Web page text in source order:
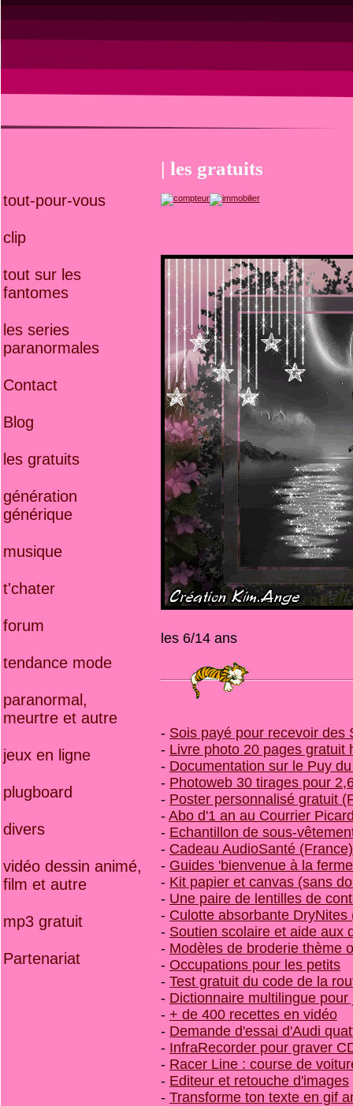
tout-pour-vous
clip
tout sur les
fantomes
les series
paranormales
Contact
Blog
les gratuits
génération
générique
musique
t'chater
forum
tendance mode
paranormal,
meurtre et autre
jeux en ligne
plugboard
divers
vidéo dessin animé,
film et autre
mp3 gratuit
Partenariat
| les gratuits
les 6/14 ans
- Sois payé pour recevoir des
- Livre photo 20 pages gratuit
- Documentation sur le Puy
- Photoweb 30 tirages pour
- Poster personnalisé gratuit
- Abo d'1 an au Courrier
- Echantillon de sous-
- Cadeau AudioSanté (France)
- Guides 'bienvenue à la
- Kit papier et canvas (sans
- Une paire de lentilles de
- Culotte absorbante
- Soutien scolaire et aide aux
- Modèles de broderie thème
- Occupations pour les petits
- Test gratuit du code de la
- Dictionnaire multilingue
- + de 400 recettes en vidéo
- Demande d'essai d'Audi
- InfraRecorder pour graver
- Racer Line : course de
- Editeur et retouche d'images
- Transforme ton texte en gif